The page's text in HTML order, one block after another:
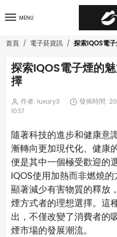
MENU
首頁 電子菸資訊 探索IQOS電
探索IQOS電子煙的
擇
作者: luxury3 發佈時間:
1037
隨著科技的進步和健康意
漸轉向更加現代化、健康
便是其中一個極受歡迎的
IQOS使用加熱而非燃燒
顯著減少有害物質的釋放
煙方式者的理想選擇。這
出，不僅改變了消費者的
煙市場的發展潮流。